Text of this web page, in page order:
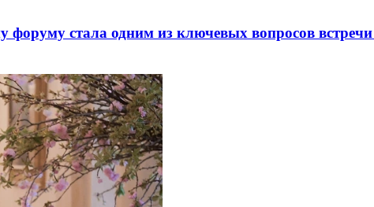
форуму стала одним из ключевых вопросов